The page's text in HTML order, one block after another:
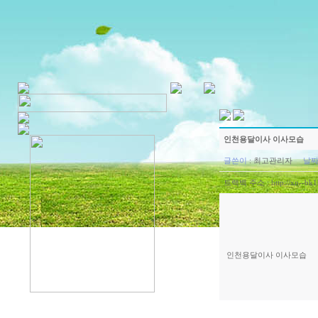
인천용달이사 이사모습
글쓴이:최고관리자 날짜
트랙백 주소 :http://xn--
인천용달이사 이사모습